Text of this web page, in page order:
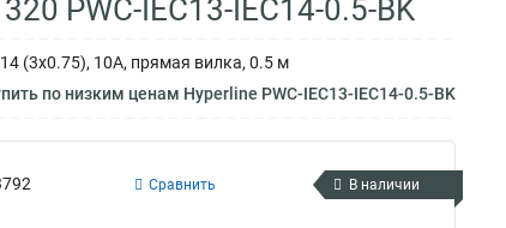
PWC-IEC13-IEC14-0.5-BK
(3x0.75), 10A, прямая вилка, 0.5 м
по низким ценам Hyperline PWC-IEC13-IEC14-0.5-BK
Сравнить В наличии